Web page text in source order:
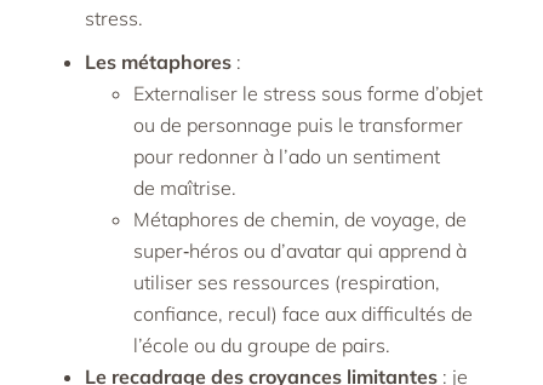
stress.​
Les métaphores :
Externaliser le stress sous forme d’objet
ou de personnage puis le transformer
pour redonner à l’ado un sentiment
de maîtrise.​
Métaphores de chemin, de voyage, de
super‑héros ou d’avatar qui apprend à
utiliser ses ressources (respiration,
confiance, recul) face aux difficultés de
l’école ou du groupe de pairs.​
Le recadrage des croyances limitantes : je